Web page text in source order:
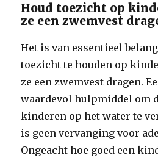
Houd toezicht op
ze een zwemvest
Het is van essentieel
toezicht te houden op
ze een zwemvest dragen.
waardevol hulpmiddel om
kinderen op het water te
is geen vervanging voor
Ongeacht hoe goed een